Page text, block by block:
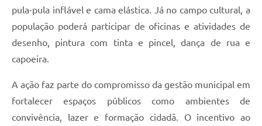
pula-pula inflável e cama elástica. Já no campo cultural, a
população poderá participar de oficinas e atividades de
desenho, pintura com tinta e pincel, dança de rua e
capoeira.
A ação faz parte do compromisso da gestão municipal em
fortalecer espaços públicos como ambientes de
convivência, lazer e formação cidadã. O incentivo ao